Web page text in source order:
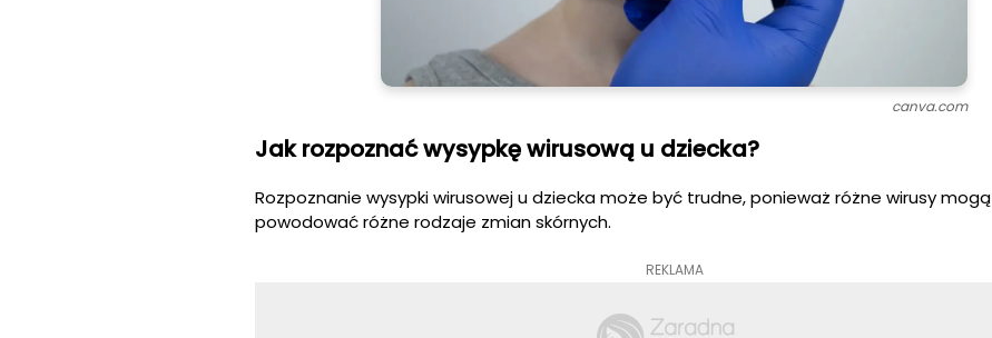
canva.com
Jak rozpoznać wysypkę wirusową u dziecka?
Rozpoznanie wysypki wirusowej u dziecka może być trudne, ponieważ różne wirusy mogą
powodować różne rodzaje zmian skórnych.
REKLAMA